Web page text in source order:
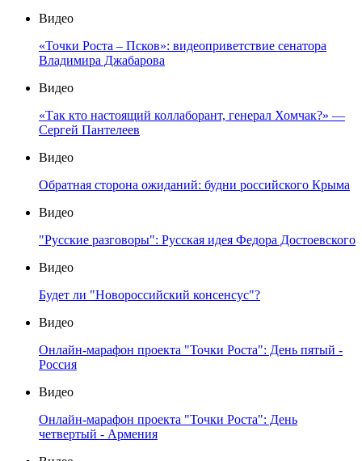
Видео
«Точки Роста – Псков»: видеоприветствие сенатора
Владимира Джабарова
Видео
«Так кто настоящий коллаборант, генерал Хомчак?» —
Сергей Пантелеев
Видео
Обратная сторона ожиданий: будни российского Крыма
Видео
"Русские разговоры": Русская идея Федора Достоевского
Видео
Будет ли "Новороссийский консенсус"?
Видео
Онлайн-марафон проекта "Точки Роста": День пятый -
Россия
Видео
Онлайн-марафон проекта "Точки Роста": День
четвертый - Армения